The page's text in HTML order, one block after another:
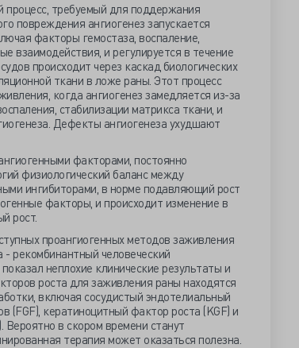
требуемый для поддержания
повреждения ангиогенез запускается
факторы гемостаза, воспаление,
взаимодействия, и регулируется в течение
происходит через каскад биологических
ткани в ложе раны. Этот процесс
когда ангиогенез замедляется из-за
стабилизации матрикса ткани, и
Дефекты ангиогенеза ухудшают
факторами, постоянно
физиологический баланс между
ингибиторами, в норме подавляющий рост
факторы, и происходит изменение в
рост.
проангиогенных методов заживления
- рекомбинантный человеческий
неплохие клинические результаты и
роста для заживления раны находятся
включая сосудистый эндотелиальный
(FGF), кератиноцитный фактор роста (KGF) и
в скором времени станут
терапия может оказаться полезна.